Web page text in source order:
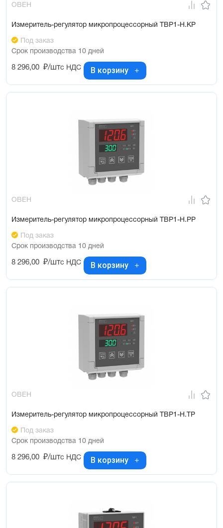
ОВЕН
Измеритель-регулятор микропроцессорный ТВР1-Н.КР
Под заказ
Срок производства 10 дней
8 296,00 ₽/штс НДС В корзину
ОВЕН
Измеритель-регулятор микропроцессорный ТВР1-Н.РР
Под заказ
Срок производства 10 дней
8 296,00 ₽/штс НДС В корзину
ОВЕН
Измеритель-регулятор микропроцессорный ТВР1-Н.ТР
Под заказ
Срок производства 10 дней
8 296,00 ₽/штс НДС В корзину